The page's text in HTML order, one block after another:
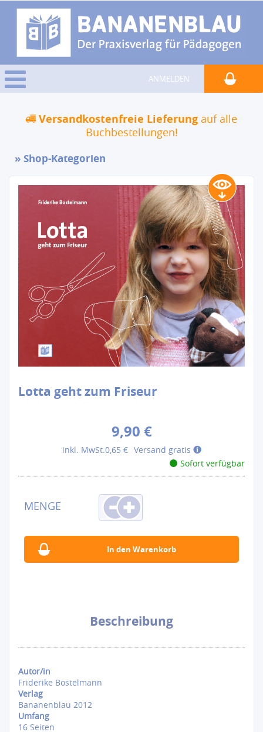
ANMELDEN
Versandkostenfreie Lieferung auf alle
Buchbestellungen!
Shop-Kategorien
Lotta geht zum Friseur
9,90 €
inkl. MwSt. 0,65 € Versand gratis
Sofort verfügbar
Beschreibung
Autor/in
Friderike Bostelmann
Verlag
Bananenblau 2012
Umfang
16 Seiten